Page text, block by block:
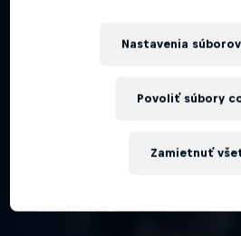
Nastavenia
Zamietnuť
Povoliť súbory